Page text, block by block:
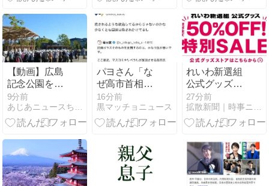
中国人らを排
除する」
控えます！」
→ 記「年代
は？特定につ
ながらないで
しょ？教えて
よ？教えて
よ？」
【動画】広島
記念公園を追
い出された左
翼さん、流石
にキモすぎて
9分前
パヨさん「な
ぜ高市首相は
防弾ガラスの
壇上で演説し
てたかって？
な政治してる
からじゃ」
16分前
黒マッチョニュース
れいわ新選組
公式グッズ
「50％オフ特
別セール」の
お知らせ ➾ ネ
もいらんもん
が半額になっ
たところ
で…」「逆に
27分前